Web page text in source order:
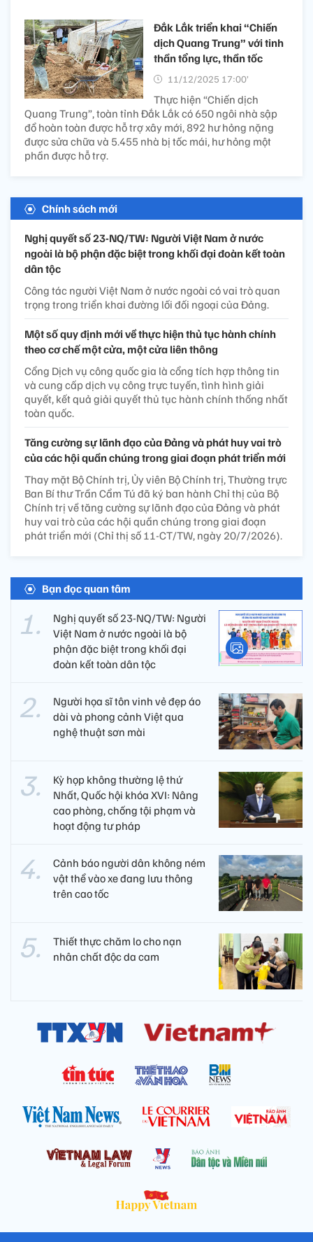
Đắk Lắk triển khai “Chiến
dịch Quang Trung” với tinh
thần tổng lực, thần tốc
11/12/2025 17:00’
Thực hiện “Chiến dịch
Quang Trung”, toàn tỉnh Đắk Lắk có 650 ngôi nhà sập
đổ hoàn toàn được hỗ trợ xây mới, 892 hư hỏng nặng
được sửa chữa và 5.455 nhà bị tốc mái, hư hỏng một
phần được hỗ trợ.
Chính sách mới
Nghị quyết số 23-NQ/TW: Người Việt Nam ở nước
ngoài là bộ phận đặc biệt trong khối đại đoàn kết toàn
dân tộc
Công tác người Việt Nam ở nước ngoài có vai trò quan
trọng trong triển khai đường lối đối ngoại của Đảng.
Một số quy định mới về thực hiện thủ tục hành chính
theo cơ chế một cửa, một cửa liên thông
Cổng Dịch vụ công quốc gia là cổng tích hợp thông tin
và cung cấp dịch vụ công trực tuyến, tình hình giải
quyết, kết quả giải quyết thủ tục hành chính thống nhất
toàn quốc.
Tăng cường sự lãnh đạo của Đảng và phát huy vai trò
của các hội quần chúng trong giai đoạn phát triển mới
Thay mặt Bộ Chính trị, Ủy viên Bộ Chính trị, Thường trực
Ban Bí thư Trần Cẩm Tú đã ký ban hành Chỉ thị của Bộ
Chính trị về tăng cường sự lãnh đạo của Đảng và phát
huy vai trò của các hội quần chúng trong giai đoạn
phát triển mới (Chỉ thị số 11-CT/TW, ngày 20/7/2026).
Bạn đọc quan tâm
Nghị quyết số 23-NQ/TW: Người
Việt Nam ở nước ngoài là bộ
phận đặc biệt trong khối đại
đoàn kết toàn dân tộc
Người họa sĩ tôn vinh vẻ đẹp áo
dài và phong cảnh Việt qua
nghệ thuật sơn mài
Kỳ họp không thường lệ thứ
Nhất, Quốc hội khóa XVI: Nâng
cao phòng, chống tội phạm và
hoạt động tư pháp
Cảnh báo người dân không ném
vật thể vào xe đang lưu thông
trên cao tốc
Thiết thực chăm lo cho nạn
nhân chất độc da cam